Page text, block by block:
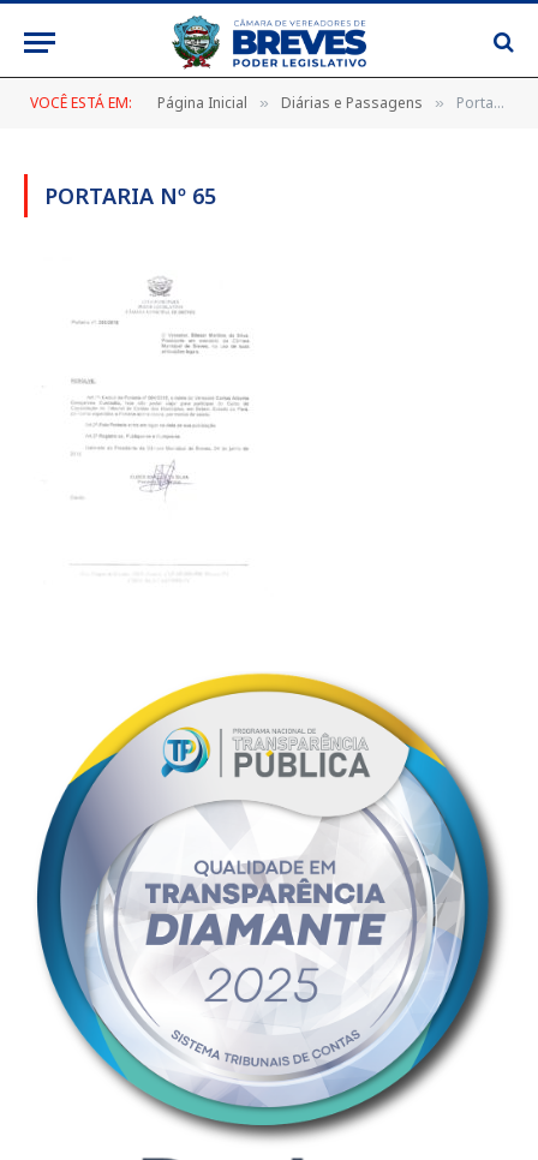
VOCÊ ESTÁ EM: Página Inicial » Diárias e Passagens » Portaria Nº 65
PORTARIA Nº 65